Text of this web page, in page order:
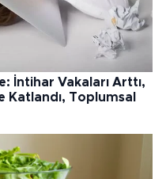
İntihar Vakaları Arttı,
Katlandı, Toplumsal